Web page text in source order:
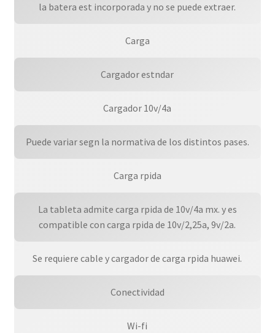
la batera est incorporada y no se puede extraer.
Carga
Cargador estndar
Cargador 10v/4a
Puede variar segn la normativa de los distintos pases.
Carga rpida
La tableta admite carga rpida de 10v/4a mx. y es
compatible con carga rpida de 10v/2,25a, 9v/2a.
Se requiere cable y cargador de carga rpida huawei.
Conectividad
Wi-fi